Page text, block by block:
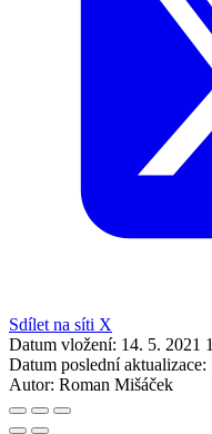
Sdílet na síti X
Datum vložení: 14. 5. 2021
Datum poslední aktualizace:
Autor: Roman Mišáček